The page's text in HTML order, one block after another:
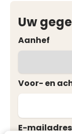
Uw
Aanhef
Voor- en
E-mailadres